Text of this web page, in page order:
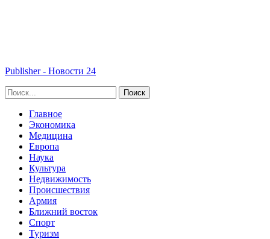
Publisher - Новости 24
Главное
Экономика
Медицина
Европа
Наука
Культура
Недвижимость
Происшествия
Армия
Ближний восток
Спорт
Туризм